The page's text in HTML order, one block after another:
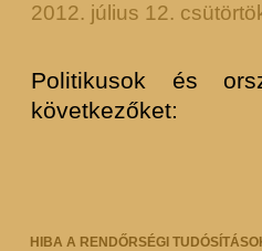
2012. július 12.
Politikusok és
következőket:
HIBA A RENDŐRSÉGI